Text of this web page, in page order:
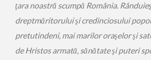
ţara noastră scumpă România.
dreptmăritorului şi credinciosului
pretutindeni, mai marilor oraşelor şi
de Hristos armată, sănătate şi puteri